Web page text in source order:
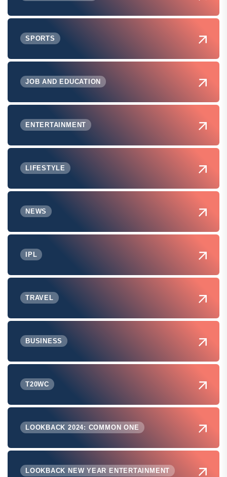
SPORTS
JOB AND EDUCATION
ENTERTAINMENT
LIFESTYLE
NEWS
IPL
TRAVEL
BUSINESS
T20WC
LOOKBACK 2024: COMMON ONE
LOOKBACK NEW YEAR ENTERTAINMENT